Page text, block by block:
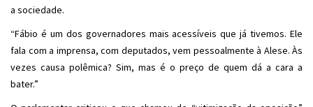
a sociedade.
“Fábio é um dos governadores mais acessíveis que já tivemos. Ele
fala com a imprensa, com deputados, vem pessoalmente à Alese. Às
vezes causa polêmica? Sim, mas é o preço de quem dá a cara a
bater.”